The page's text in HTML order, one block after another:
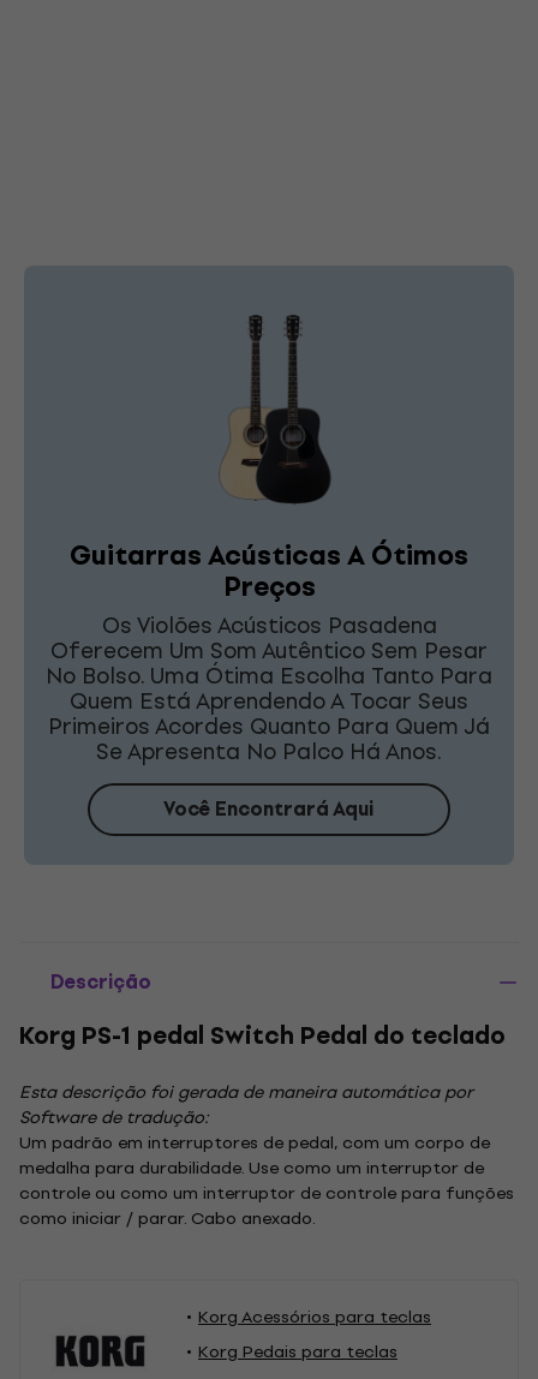
Guitarras Acústicas A Ótimos
Preços
Os Violões Acústicos Pasadena
Oferecem Um Som Autêntico Sem Pesar
No Bolso. Uma Ótima Escolha Tanto Para
Quem Está Aprendendo A Tocar Seus
Primeiros Acordes Quanto Para Quem Já
Se Apresenta No Palco Há Anos.
Você Encontrará Aqui
Descrição
Korg PS-1 pedal Switch Pedal do teclado
Esta descrição foi gerada de maneira automática por
Software de tradução:
Um padrão em interruptores de pedal, com um corpo de
medalha para durabilidade. Use como um interruptor de
controle ou como um interruptor de controle para funções
como iniciar / parar. Cabo anexado.
Korg Acessórios para teclas
Korg Pedais para teclas